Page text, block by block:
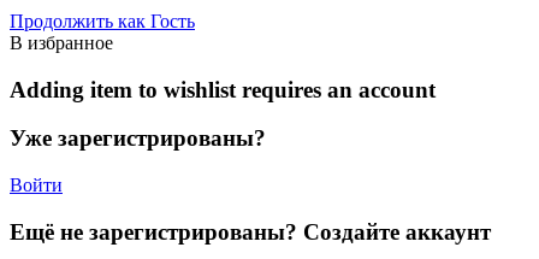
Продолжить как Гость
В избранное
Adding item to wishlist requires an account
Уже зарегистрированы?
Войти
Ещё не зарегистрированы? Создайте аккаунт